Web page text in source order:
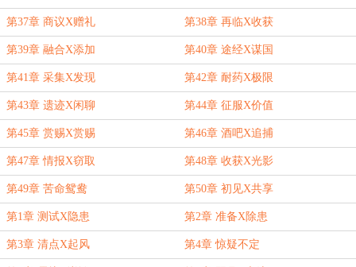
第37章 商议X赠礼 第38章 再临X收获
第39章 融合X添加 第40章 途经X谋国
第41章 采集X发现 第42章 耐药X极限
第43章 遗迹X闲聊 第44章 征服X价值
第45章 赏赐X赏赐 第46章 酒吧X追捕
第47章 情报X窃取 第48章 收获X光影
第49章 苦命鸳鸯 第50章 初见X共享
第1章 测试X隐患 第2章 准备X除患
第3章 清点X起风 第4章 惊疑不定